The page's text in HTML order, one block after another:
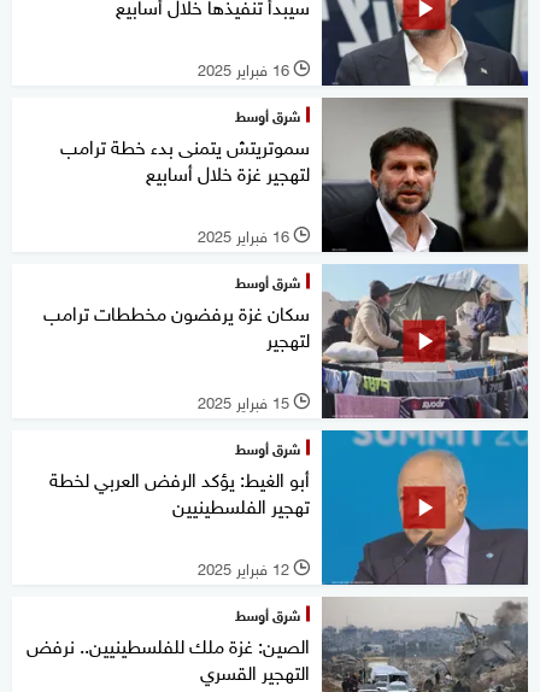
l 16 فبراير 2025
شرق أوسط
سموتريتش يتمنى بدء خطة ترامب
لتهجير غزة خلال أسابيع
l 16 فبراير 2025
شرق أوسط
سكان غزة يرفضون مخططات ترامب
لتهجير
l 15 فبراير 2025
شرق أوسط
أبو الغيط: يؤكد الرفض العربي لخطة
تهجير الفلسطينيين
l 12 فبراير 2025
شرق أوسط
الصين: غزة ملك للفلسطينيين.. نرفض
التهجير القسري